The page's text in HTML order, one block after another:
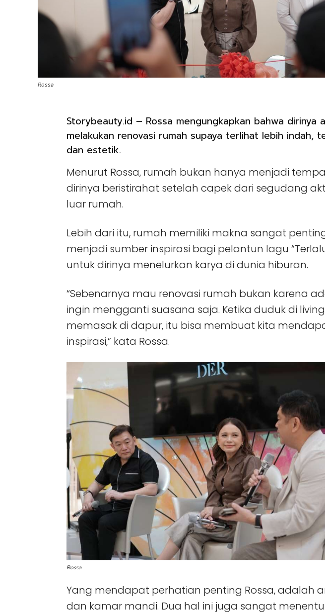
Rossa
Storybeauty.id – Rossa mengungkapkan bahwa dirinya
melakukan renovasi rumah supaya terlihat lebih indah,
dan estetik.
Menurut Rossa, rumah bukan hanya menjadi
dirinya beristirahat setelah capek dari segudang
luar rumah.
Lebih dari itu, rumah memiliki makna sangat
menjadi sumber inspirasi bagi pelantun lagu
untuk dirinya menelurkan karya di dunia hiburan.
“Sebenarnya mau renovasi rumah bukan karena
ingin mengganti suasana saja. Ketika duduk di
memasak di dapur, itu bisa membuat kita
inspirasi,” kata Rossa.
Rossa
Yang mendapat perhatian penting Rossa, adalah
dan kamar mandi. Dua hal ini juga sangat